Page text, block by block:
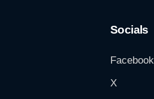
Socials
Facebook
X